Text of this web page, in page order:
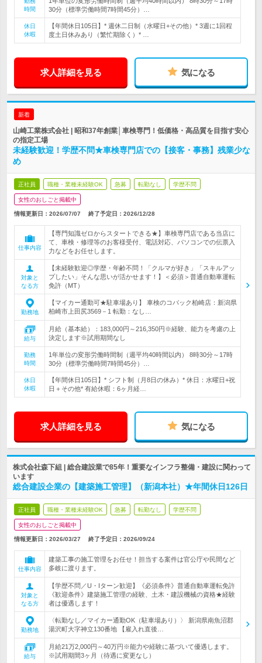
時間
30分（標準労働時間7時間45分）…
休日
休暇
【年間休日105日】* 週休二日制（水曜日+その他）* 3週に1回程
度土日休みあり（繁忙期除く）* …
求人詳細を見る 気になる
新着
山崎工業株式会社 | 昭和37年創業│車検専門！低価格・高品質を目指す安心
の指定工場
未経験歓迎！学歴不問★車検専門店での【接客・事務】残業少な
め
正社員 職種・業種未経験OK 急募 転勤なし 学歴不問
女性のおしごと掲載中
情報更新日：2026/07/07 終了予定日： 2026/12/28
仕事内容
【専門知識ゼロからスタートできる★】車検専門店である当店に
て、車検・修理等のお客様受付、電話対応、パソコンでの伝票入
力などをお任せします。
対象と
なる方
【未経験歓迎◎学歴・年齢不問！「クルマが好き」「スキルアッ
プしたい」そんな思いが活かせます！】＜必須＞普通自動車運転
免許（MT）
勤務地
【マイカー通勤可★駐車場あり】 車検のコバック柏崎店：新潟県
柏崎市上田尻3569－1 転勤：なし…
給与
月給（基本給）：183,000円～216,350円※経験、能力を考慮の上
決定します※試用期間なし
勤務
時間
1年単位の変形労働時間制（週平均40時間以内） 8時30分～17時
30分（標準労働時間7時間45分）…
休日
休暇
【年間休日105日】* シフト制（月8日の休み）* 休日：水曜日+祝
日＋その他* 有給休暇：6ヶ月経…
求人詳細を見る 気になる
株式会社森下組 | 総合建設業で85年！重要なインフラ整備・建設に関わって
います
総合建設企業の【建築施工管理】（新潟本社）★年間休日126日
正社員 職種・業種未経験OK 急募 転勤なし 学歴不問
女性のおしごと掲載中
情報更新日：2026/03/27 終了予定日： 2026/09/24
仕事内容
建築工事の施工管理をお任せ！担当する案件は官公庁や民間など
多岐に渡ります。
対象と
なる方
【学歴不問／U・Iターン歓迎】《必須条件》普通自動車運転免許
《歓迎条件》建築施工管理の経験、土木・建設機械の資格★経験
者は優遇します！
勤務地
〈転勤なし／マイカー通勤OK（駐車場あり）〉 新潟県南魚沼郡
湯沢町大字神立130番地 【雇入れ直後…
給与
月給21万2,000円～40万円※能力や経験に基づいて優遇します。
※試用期間3ヶ月（待遇に変更なし）